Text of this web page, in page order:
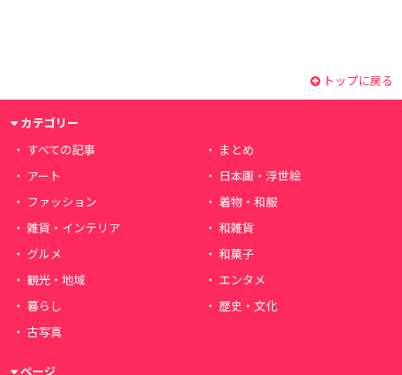
トップに戻る
カテゴリー
すべての記事
まとめ
アート
日本画・浮世絵
ファッション
着物・和服
雑貨・インテリア
和雑貨
グルメ
和菓子
観光・地域
エンタメ
暮らし
歴史・文化
古写真
ページ